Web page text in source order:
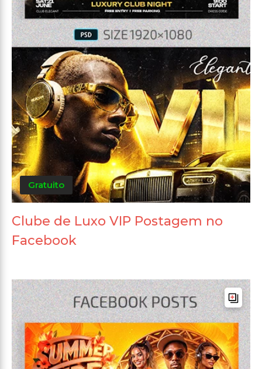
Gratuito
Clube de Luxo VIP Postagem no
Facebook